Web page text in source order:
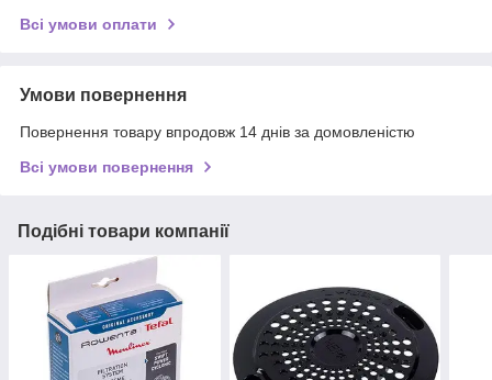
Всі умови оплати
Умови повернення
Повернення товару впродовж 14 днів за домовленістю
Всі умови повернення
Подібні товари компанії